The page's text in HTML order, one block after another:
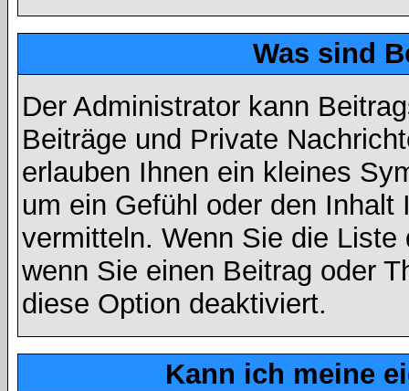
Was sind
Der Administrator kann
Beiträge und Private
erlauben Ihnen ein kleines
um ein Gefühl oder den
vermitteln. Wenn Sie die
wenn Sie einen Beitrag oder
diese Option deaktiviert.
Kann ich meine